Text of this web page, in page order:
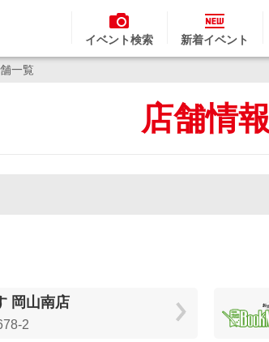
イベント検索 新着イベント
一覧
店舗情報
岡山南店
2